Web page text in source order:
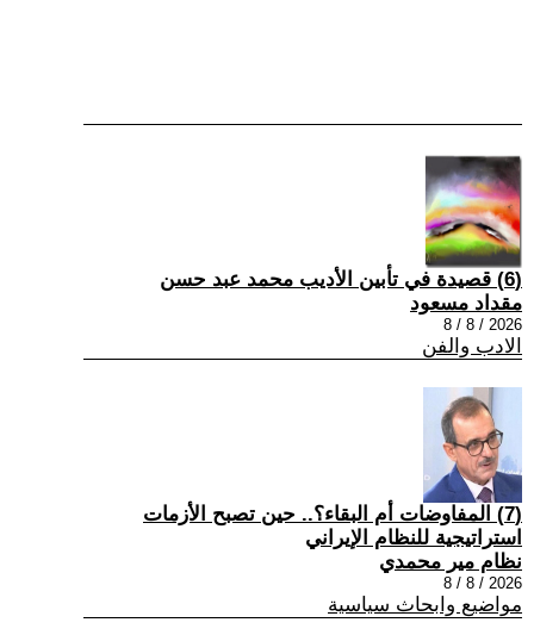
(6) قصيدة في تأبين الأديب محمد عبد حسن
مقداد مسعود
2026 / 8 / 8
الادب والفن
(7) المفاوضات أم البقاء؟.. حين تصبح الأزمات
استراتيجية للنظام الإيراني
نظام مير محمدي
2026 / 8 / 8
مواضيع وابحاث سياسية